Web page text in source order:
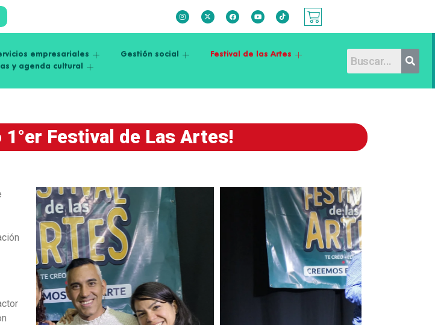
empresariales Gestión social
Festival de las Artes
y agenda cultural
Festival de Las Artes!